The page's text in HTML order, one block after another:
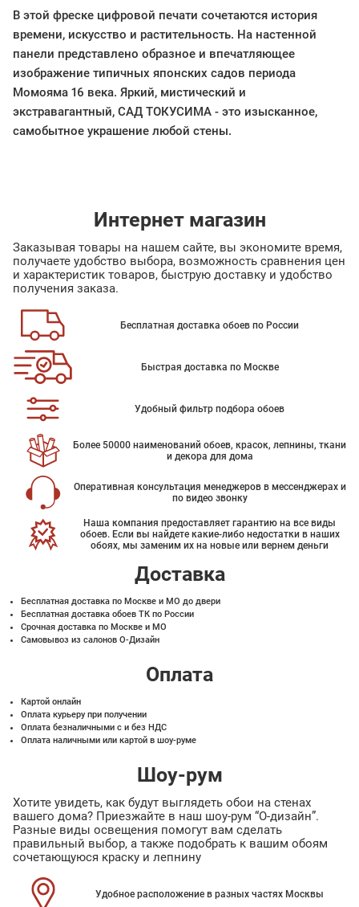
В этой фреске цифровой печати сочетаются история
времени, искусство и растительность. На настенной
панели представлено образное и впечатляющее
изображение типичных японских садов периода
Момояма 16 века. Яркий, мистический и
экстравагантный, САД ТОКУСИМА - это изысканное,
самобытное украшение любой стены.
Интернет магазин
Заказывая товары на нашем сайте, вы экономите время,
получаете удобство выбора, возможность сравнения цен
и характеристик товаров, быструю доставку и удобство
получения заказа.
Бесплатная доставка обоев по России
Быстрая доставка по Москве
Удобный фильтр подбора обоев
Более 50000 наименований обоев, красок, лепнины, ткани
и декора для дома
Оперативная консультация менеджеров в мессенджерах и
по видео звонку
Наша компания предоставляет гарантию на все виды
обоев. Если вы найдете какие-либо недостатки в наших
обоях, мы заменим их на новые или вернем деньги
Доставка
Бесплатная доставка по Москве и МО до двери
Бесплатная доставка обоев ТК по России
Срочная доставка по Москве и МО
Самовывоз из салонов О-Дизайн
Оплата
Картой онлайн
Оплата курьеру при получении
Оплата безналичными с и без НДС
Оплата наличными или картой в шоу-руме
Шоу-рум
Хотите увидеть, как будут выглядеть обои на стенах
вашего дома? Приезжайте в наш шоу-рум “О-дизайн”.
Разные виды освещения помогут вам сделать
правильный выбор, а также подобрать к вашим обоям
сочетающуюся краску и лепнину
Удобное расположение в разных частях Москвы